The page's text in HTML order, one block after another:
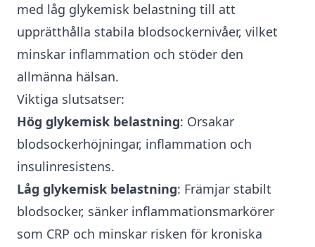
med låg glykemisk belastning till att
upprätthålla stabila blodsockernivåer, vilket
minskar inflammation och stöder den
allmänna hälsan.
Viktiga slutsatser:
Hög glykemisk belastning: Orsakar
blodsockerhöjningar, inflammation och
insulinresistens.
Låg glykemisk belastning: Främjar stabilt
blodsocker, sänker inflammationsmarkörer
som CRP och minskar risken för kroniska